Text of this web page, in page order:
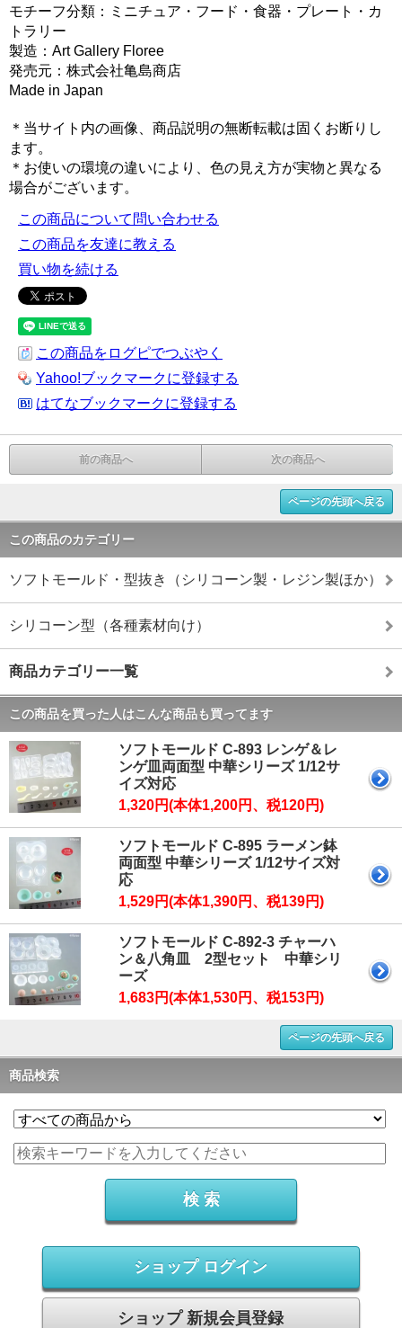
モチーフ分類：ミニチュア・フード・食器・プレート・カ
トラリー
製造：Art Gallery Floree
発売元：株式会社亀島商店
Made in Japan
＊当サイト内の画像、商品説明の無断転載は固くお断りし
ます。
＊お使いの環境の違いにより、色の見え方が実物と異なる
場合がございます。
この商品について問い合わせる
この商品を友達に教える
買い物を続ける
この商品をログピでつぶやく
Yahoo!ブックマークに登録する
はてなブックマークに登録する
前の商品へ 次の商品へ
ページの先頭へ戻る
この商品のカテゴリー
ソフトモールド・型抜き（シリコーン製・レジン製ほか）
シリコーン型（各種素材向け）
商品カテゴリー一覧
この商品を買った人はこんな商品も買ってます
ソフトモールド C-893 レンゲ＆レ
ンゲ皿両面型 中華シリーズ 1/12サ
イズ対応
1,320円(本体1,200円、税120円)
ソフトモールド C-895 ラーメン鉢
両面型 中華シリーズ 1/12サイズ対
応
1,529円(本体1,390円、税139円)
ソフトモールド C-892-3 チャーハ
ン＆八角皿 2型セット 中華シリ
ーズ
1,683円(本体1,530円、税153円)
ページの先頭へ戻る
商品検索
ショップ ログイン
ショップ 新規会員登録